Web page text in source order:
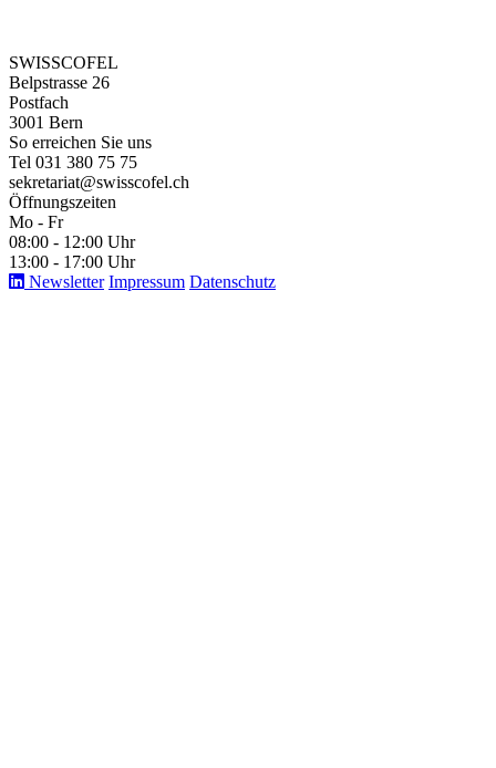
SWISSCOFEL
Belpstrasse 26
Postfach
3001 Bern
So erreichen Sie uns
Tel 031 380 75 75
sekretariat@swisscofel.ch
Öffnungszeiten
Mo - Fr
08:00 - 12:00 Uhr
13:00 - 17:00 Uhr
Newsletter Impressum Datenschutz